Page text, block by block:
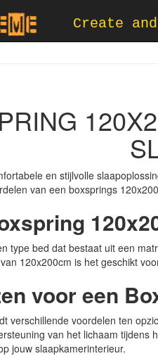
Create
en stijlvolle
van een boxsprings
type bed dat bestaat uit een
120x200cm is het geschikt
voor een
verschillende voordelen ten
van het lichaam
jouw slaapkamerinterieur.